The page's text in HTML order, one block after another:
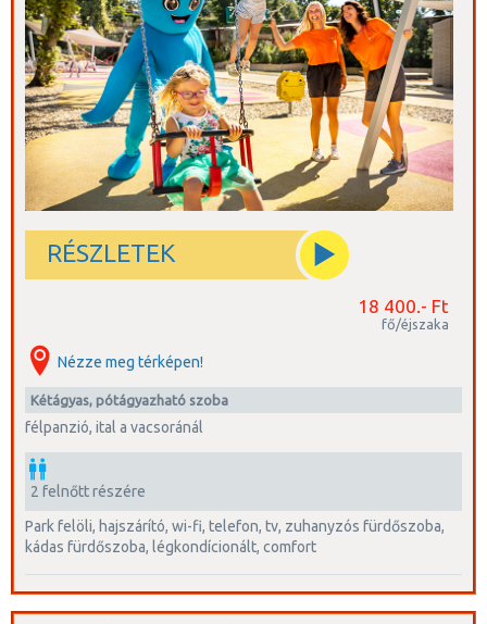
RÉSZLETEK
18 400.- Ft
fő/éjszaka
Nézze meg térképen!
kétágyas, pótágyazható szoba
félpanzió, ital a vacsoránál
2 felnőtt részére
park felöli, hajszárító, wi-fi, telefon, tv, zuhanyzós fürdőszoba,
kádas fürdőszoba, légkondícionált, comfort